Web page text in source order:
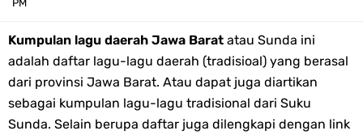
Tema dan Logo HUT Ke-75 Kemerdekaan RI Tahun 2020
Edaran Kwarnas Tentang Hari Bapak Pramuka Indonesia
PM
Kumpulan lagu daerah Jawa Barat atau Sunda ini
adalah daftar lagu-lagu daerah (tradisioal) yang berasal
dari provinsi Jawa Barat. Atau dapat juga diartikan
sebagai kumpulan lagu-lagu tradisional dari Suku
Sunda. Selain berupa daftar juga dilengkapi dengan link